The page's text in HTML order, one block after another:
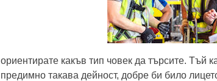
ориентирате какъв тип човек да търсите. Тъй
предимно такава дейност, добре би било